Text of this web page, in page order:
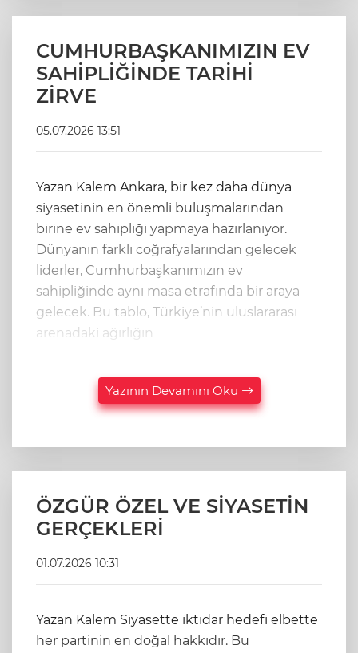
CUMHURBAŞKANIMIZIN EV
SAHİPLİĞİNDE TARİHİ
ZİRVE
05.07.2026 13:51
Yazan Kalem Ankara, bir kez daha dünya
siyasetinin en önemli buluşmalarından
birine ev sahipliği yapmaya hazırlanıyor.
Dünyanın farklı coğrafyalarından gelecek
liderler, Cumhurbaşkanımızın ev
sahipliğinde aynı masa etrafında bir araya
gelecek. Bu tablo, Türkiye’nin uluslararası
arenadaki ağırlığın
Yazının Devamını Oku
ÖZGÜR ÖZEL VE SİYASETİN
GERÇEKLERİ
01.07.2026 10:31
Yazan Kalem Siyasette iktidar hedefi elbette
her partinin en doğal hakkıdır. Bu